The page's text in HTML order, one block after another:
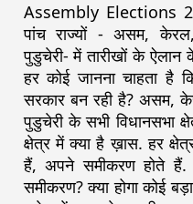
Assembly Elections
पांच राज्यों - असम,
पुडुचेरी- में तारीखों के ऐलान
हर कोई जानना चाहता है
सरकार बन रही है? असम,
पुडुचेरी के सभी विधानसभा
क्षेत्र में क्या है ख़ास. हर
हैं, अपने समीकरण होते
समीकरण? क्या होगा कोई